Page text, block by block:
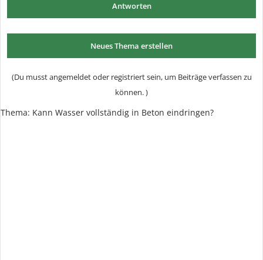
Antworten
Neues Thema erstellen
(Du musst angemeldet oder registriert sein, um Beiträge verfassen zu
können. )
Thema: Kann Wasser vollständig in Beton eindringen?